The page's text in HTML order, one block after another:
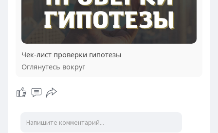
Чек-лист проверки гипотезы
Оглянутесь вокруг